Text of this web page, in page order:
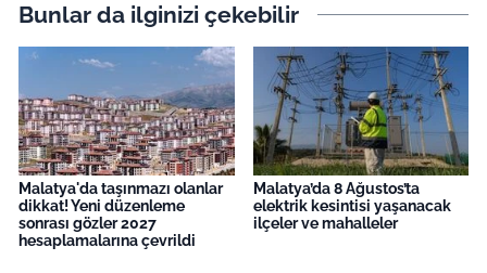
Bunlar da ilginizi çekebilir
Malatya'da taşınmazı olanlar
dikkat! Yeni düzenleme
sonrası gözler 2027
hesaplamalarına çevrildi
Malatya’da 8 Ağustos’ta
elektrik kesintisi yaşanacak
ilçeler ve mahalleler